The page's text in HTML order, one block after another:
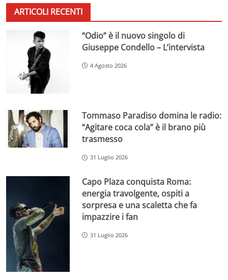
ARTICOLI RECENTI
“Odio” è il nuovo singolo di
Giuseppe Condello – L’intervista
4 Agosto 2026
Tommaso Paradiso domina le radio:
“Agitare coca cola” è il brano più
trasmesso
31 Luglio 2026
Capo Plaza conquista Roma:
energia travolgente, ospiti a
sorpresa e una scaletta che fa
impazzire i fan
31 Luglio 2026